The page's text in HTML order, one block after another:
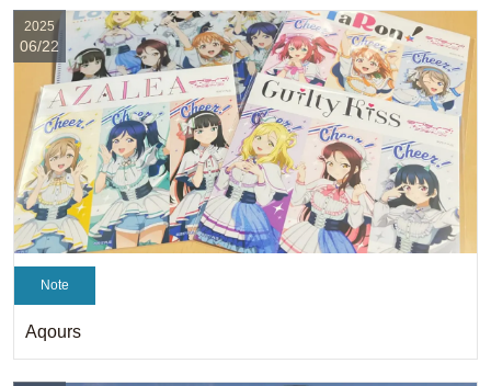
Note
Aqours
2025
06/22